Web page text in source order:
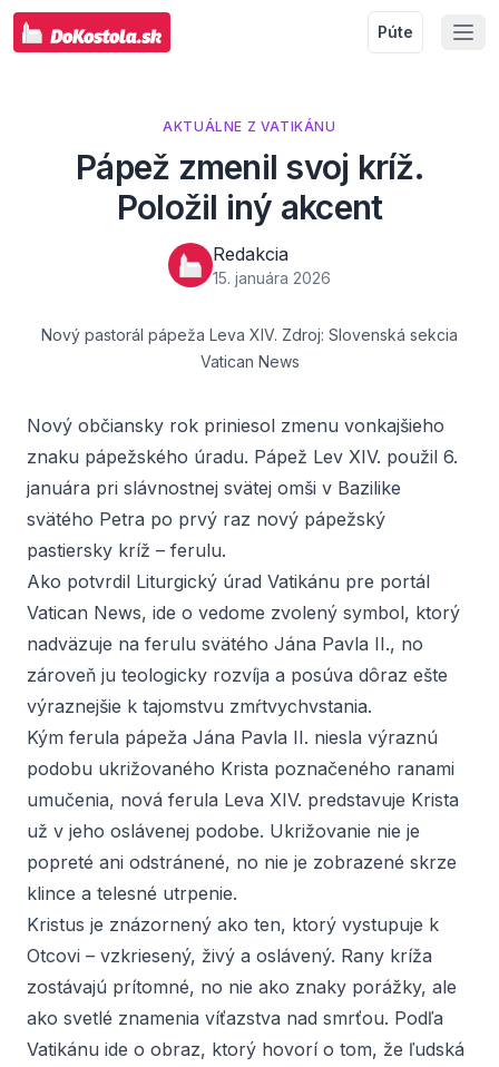
Púte
AKTUÁLNE Z VATIKÁNU
Pápež zmenil svoj kríž.
Položil iný akcent
Redakcia
15. januára 2026
Nový pastorál pápeža Leva XIV. Zdroj: Slovenská sekcia
Vatican News
Nový občiansky rok priniesol zmenu vonkajšieho
znaku pápežského úradu. Pápež Lev XIV. použil 6.
januára pri slávnostnej svätej omši v Bazilike
svätého Petra po prvý raz nový pápežský
pastiersky kríž – ferulu.
Ako potvrdil Liturgický úrad Vatikánu pre portál
Vatican News, ide o vedome zvolený symbol, ktorý
nadväzuje na ferulu svätého Jána Pavla II., no
zároveň ju teologicky rozvíja a posúva dôraz ešte
výraznejšie k tajomstvu zmŕtvychvstania.
Kým ferula pápeža Jána Pavla II. niesla výraznú
podobu ukrižovaného Krista poznačeného ranami
umučenia, nová ferula Leva XIV. predstavuje Krista
už v jeho oslávenej podobe. Ukrižovanie nie je
popreté ani odstránené, no nie je zobrazené skrze
klince a telesné utrpenie.
Kristus je znázornený ako ten, ktorý vystupuje k
Otcovi – vzkriesený, živý a oslávený. Rany kríža
zostávajú prítomné, no nie ako znaky porážky, ale
ako svetlé znamenia víťazstva nad smrťou. Podľa
Vatikánu ide o obraz, ktorý hovorí o tom, že ľudská